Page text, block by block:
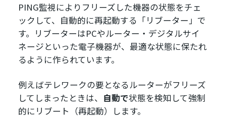
PING監視によりフリーズした機器の状態をチェ
ックして、自動的に再起動する「リブーター」で
す。リブーターはPCやルーター・デジタルサイ
ネージといった電子機器が、最適な状態に保たれ
るように作られています。
例えばテレワークの要となるルーターがフリーズ
してしまったときは、 自動で状態を検知して強制
的にリブート（再起動）します。